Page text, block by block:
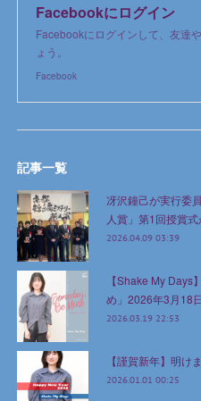
Facebookにログイン
Facebookにログインして、友達
ょう。
Facebook
記事一覧
冴沢鐘己が実行委
人賞」第1回授賞
2026.04.09 03:39
【Shake My Days
め」2026年3月18
2026.03.19 22:53
【謹賀新年】明け
2026.01.01 00:25